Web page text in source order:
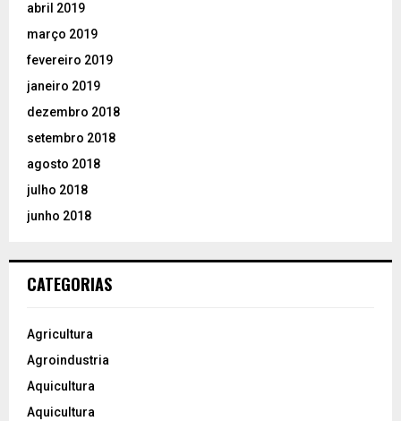
abril 2019
março 2019
fevereiro 2019
janeiro 2019
dezembro 2018
setembro 2018
agosto 2018
julho 2018
junho 2018
CATEGORIAS
Agricultura
Agroindustria
Aquicultura
Aquicultura